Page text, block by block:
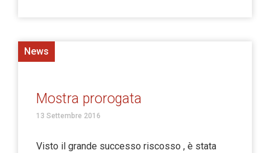
News
Mostra prorogata
13 Settembre 2016
Visto il grande successo riscosso , è stata